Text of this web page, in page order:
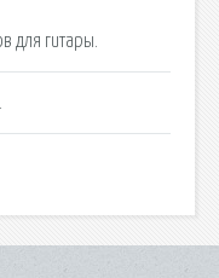
для гитары.